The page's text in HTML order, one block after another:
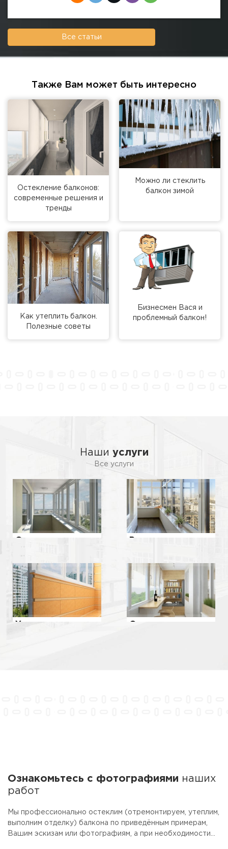
Все статьи
Также Вам может быть интересно
Остекление балконов:
современные решения и
тренды
Можно ли стеклить
балкон зимой
Как утеплить балкон.
Полезные советы
Бизнесмен Вася и
проблемный балкон!
Наши услуги
Все услуги
Ремонт
Утепление Отделка
Ознакомьтесь с фотографиями наших
работ
Мы профессионально остеклим (отремонтируем, утеплим,
выполним отделку) балкона по приведённым примерам,
Вашим эскизам или фотографиям, а при необходимости